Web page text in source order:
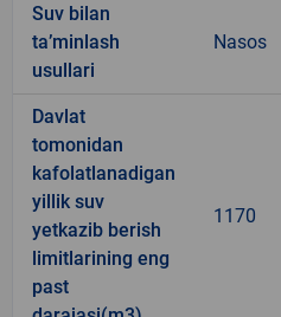
Suv bilan
ta’minlash
usullari
Nasos
Davlat
tomonidan
kafolatlanadigan
yillik suv
yetkazib berish
limitlarining eng
past
1170